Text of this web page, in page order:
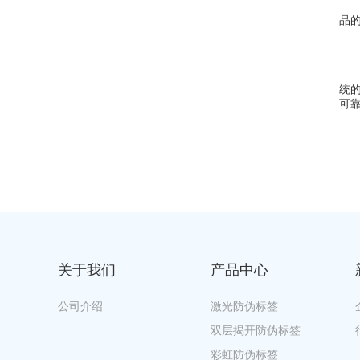
4.
品
5.
二
统
可
关于我们
公司介绍
产品中心
激光防伪标签
双层揭开防伪标签
彩虹防伪标签